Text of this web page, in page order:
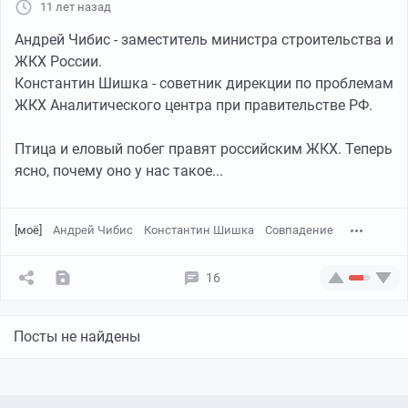
11 лет назад
Андрей Чибис - заместитель министра строительства и
ЖКХ России.
Константин Шишка - советник дирекции по проблемам
ЖКХ Аналитического центра при правительстве РФ.
Птица и еловый побег правят российским ЖКХ. Теперь
ясно, почему оно у нас такое...
[моё] Андрей Чибис Константин Шишка Совпадение
16
Посты не найдены